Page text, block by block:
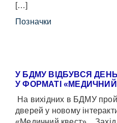
[…]
Позначки
У БДМУ ВІДБУВСЯ
У ФОРМАТІ
На вихідних в БДМУ
дверей у новому